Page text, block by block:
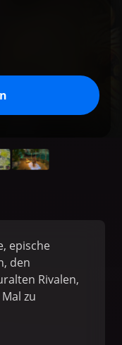
epische
den
Rivalen,
zu